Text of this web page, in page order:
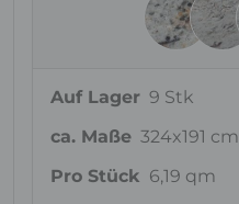
Auf Lager 9 Stk
ca. Maße 324x191 cm
Pro Stück 6,19 qm